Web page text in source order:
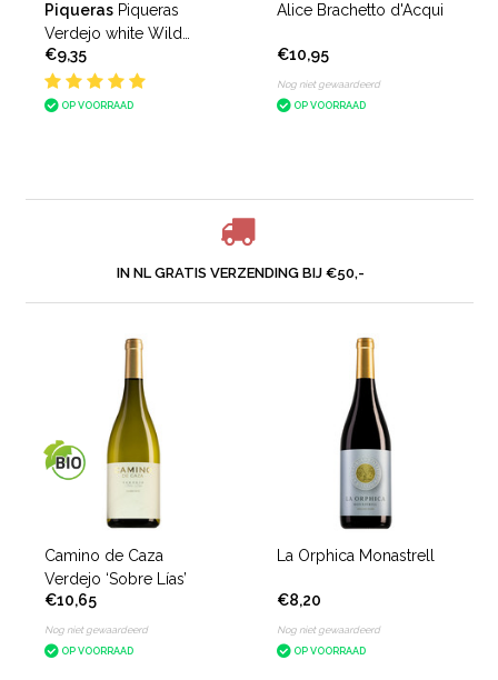
Piqueras Piqueras
Verdejo white Wild
Fermented Verdejo
€9,35
OP VOORRAAD
Alice Brachetto d'Acqui
€10,95
Nog niet gewaardeerd
OP VOORRAAD
IN NL GRATIS VERZENDING BIJ €50,-
Camino de Caza
Verdejo ‘Sobre Lías’
€10,65
Nog niet gewaardeerd
OP VOORRAAD
La Orphica Monastrell
€8,20
Nog niet gewaardeerd
OP VOORRAAD